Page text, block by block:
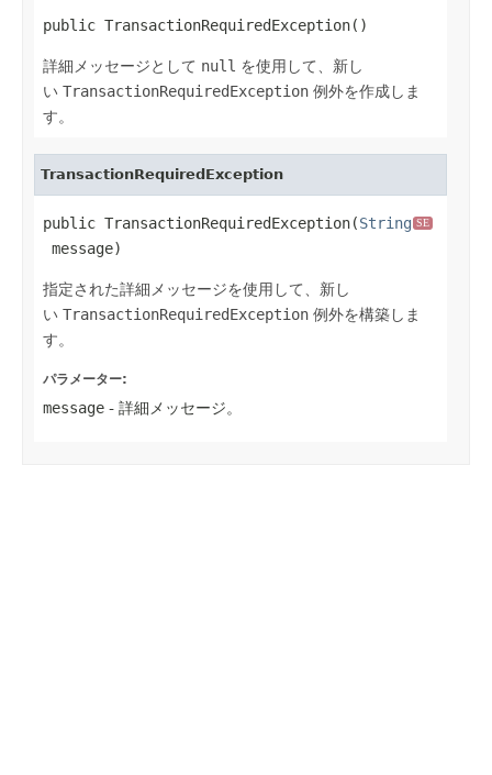
public TransactionRequiredException()
詳細メッセージとして null を使用して、新し
い TransactionRequiredException 例外を作成しま
す。
TransactionRequiredException
public TransactionRequiredException(String SE
message)
指定された詳細メッセージを使用して、新し
い TransactionRequiredException 例外を構築しま
す。
パラメーター:
message - 詳細メッセージ。